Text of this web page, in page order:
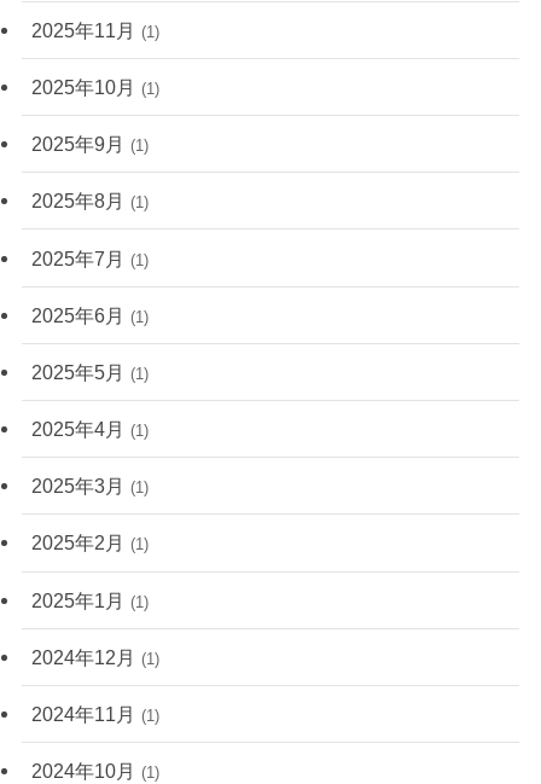
2025年11月 (1)
2025年10月 (1)
2025年9月 (1)
2025年8月 (1)
2025年7月 (1)
2025年6月 (1)
2025年5月 (1)
2025年4月 (1)
2025年3月 (1)
2025年2月 (1)
2025年1月 (1)
2024年12月 (1)
2024年11月 (1)
2024年10月 (1)